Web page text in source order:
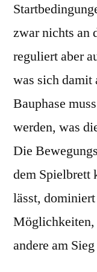
zwar nichts an
reguliert aber
was sich damit
Bauphase
werden, was
Die
dem Spielbrett
lässt,
Möglichkeiten,
andere am